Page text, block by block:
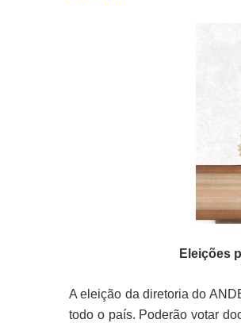
Eleições
A eleição da diretoria do
todo o país. Poderão votar